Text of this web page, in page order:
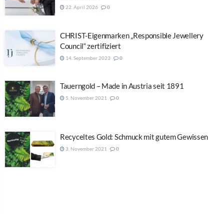
22. April 2026 0
CHRIST-Eigenmarken „Responsible Jewellery
Council“ zertifiziert
14. September 2023 0
Tauerngold – Made in Austria seit 1891
5. November 2021 0
Recyceltes Gold: Schmuck mit gutem Gewissen
3. November 2021 0